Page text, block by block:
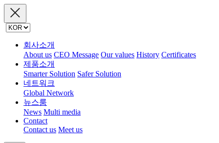
회사소개
About us CEO Message Our values History Certificates
제품소개
Smarter Solution Safer Solution
네트워크
Global Network
뉴스룸
News Multi media
Contact
Contact us Meet us